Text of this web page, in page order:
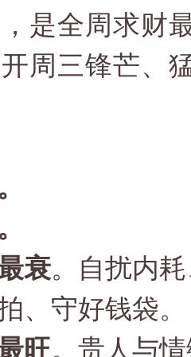
是全周求财
周三锋芒、
衰。自扰内
、守好钱袋。
旺。贵人与